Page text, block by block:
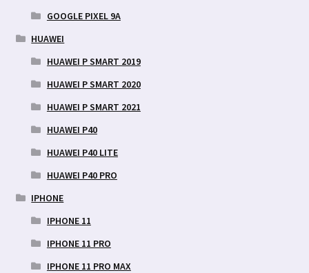
GOOGLE PIXEL 9A
HUAWEI
HUAWEI P SMART 2019
HUAWEI P SMART 2020
HUAWEI P SMART 2021
HUAWEI P40
HUAWEI P40 LITE
HUAWEI P40 PRO
IPHONE
IPHONE 11
IPHONE 11 PRO
IPHONE 11 PRO MAX